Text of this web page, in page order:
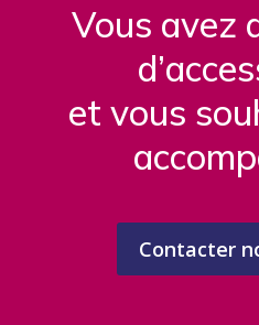
Vous avez
et vous
Contacter